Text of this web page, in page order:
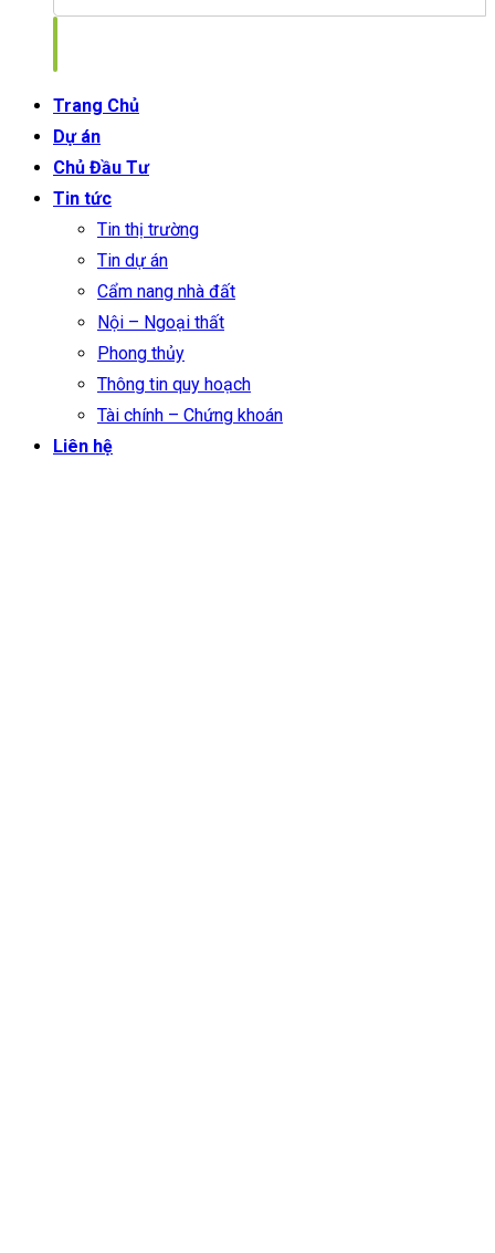
Trang Chủ
Dự án
Chủ Đầu Tư
Tin tức
Tin thị trường
Tin dự án
Cẩm nang nhà đất
Nội – Ngoại thất
Phong thủy
Thông tin quy hoạch
Tài chính – Chứng khoán
Liên hệ